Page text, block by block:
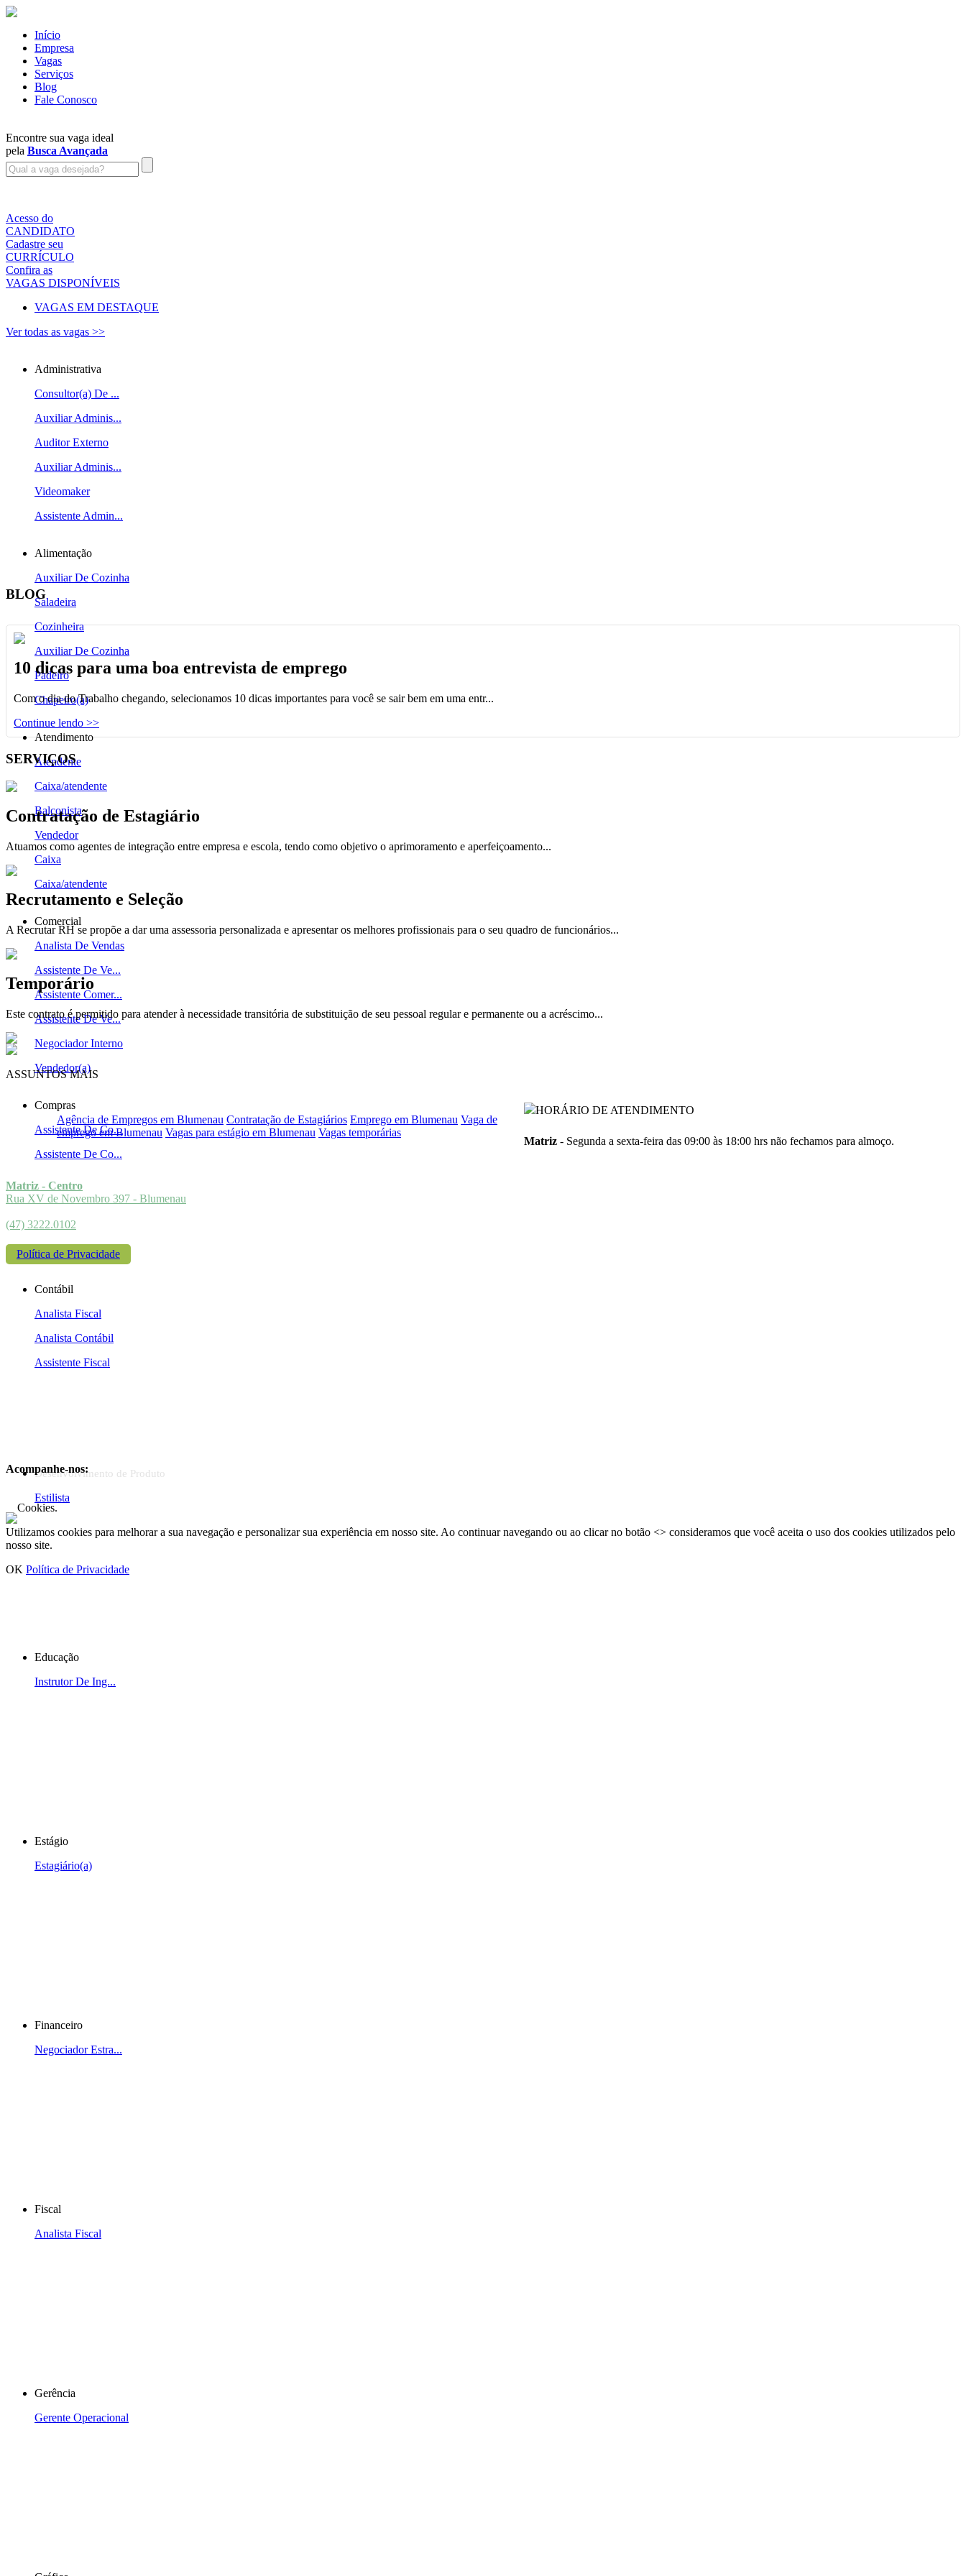
Início
Empresa
Vagas
Serviços
Blog
Fale Conosco
Encontre sua vaga ideal
pela Busca Avançada
Acesso do
CANDIDATO
Cadastre seu
CURRÍCULO
Confira as
VAGAS DISPONÍVEIS
VAGAS EM DESTAQUE
Ver todas as vagas >>
Administrativa
Consultor(a) De ...
Auxiliar Adminis...
Auditor Externo
Auxiliar Adminis...
Videomaker
Assistente Admin...
Alimentação
Auxiliar De Cozinha
Saladeira
Cozinheira
Auxiliar De Cozinha
Padeiro
Chapeiro(a)
Atendimento
Atendente
Caixa/atendente
Balconista
Vendedor
Caixa
Caixa/atendente
Comercial
Analista De Vendas
Assistente De Ve...
Assistente Comer...
Assistente De Ve...
Negociador Interno
Vendedor(a)
Compras
Assistente De Co...
Assistente De Co...
Contábil
Analista Fiscal
Analista Contábil
Assistente Fiscal
Desenvolvimento de Produto
Estilista
Educação
Instrutor De Ing...
Estágio
Estagiário(a)
Financeiro
Negociador Estra...
Fiscal
Analista Fiscal
Gerência
Gerente Operacional
BLOG
10 dicas para uma boa entrevista de emprego
Com o dia do Trabalho chegando, selecionamos 10 dicas importantes para você se sair bem em uma entr...
Continue lendo >>
SERVIÇOS
Contratação de Estagiário
Atuamos como agentes de integração entre empresa e escola, tendo como objetivo o aprimoramento e aperfeiçoamento...
Recrutamento e Seleção
A Recrutar RH se propõe a dar uma assessoria personalizada e apresentar os melhores profissionais para o seu quadro de funcionários...
Temporário
Este contrato é permitido para atender à necessidade transitória de substituição de seu pessoal regular e permanente ou a acréscimo...
ASSUNTOS MAIS
Agência de Empregos em Blumenau Contratação de Estagiários Emprego em Blumenau Vaga de
emprego em Blumenau Vagas para estágio em Blumenau Vagas temporárias
HORÁRIO DE ATENDIMENTO
Matriz - Segunda a sexta-feira das 09:00 às 18:00 hrs não fechamos para almoço.
Matriz - Centro
Rua XV de Novembro 397 - Blumenau
(47) 3222.0102
Política de Privacidade
Acompanhe-nos:
Cookies.
Utilizamos cookies para melhorar a sua navegação e personalizar sua experiência em nosso site. Ao continuar navegando ou ao clicar no botão <> consideramos que você aceita o uso dos cookies utilizados pelo
nosso site.
OK Política de Privacidade